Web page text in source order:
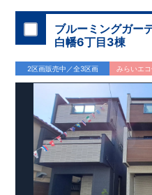
地震に強い住宅です！​冬
ネに優れた断熱等性能５を取
ており、性能に特化した住宅
洗濯物が干せる室内物干し ​
付きシステムキッチン！​ ​
平
能です！​お気軽にお問い合わ
048-710-5571 (営業時
ブルーミングガー
白幡6丁目3棟
2区画販売中／全3区画 みらいエ